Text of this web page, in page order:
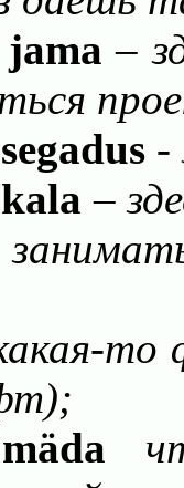
jama –
segadus -
kala –
то
;